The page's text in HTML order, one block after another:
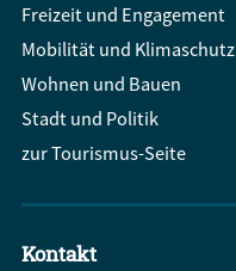
Freizeit und Engagement
Mobilität und Klimaschutz
Wohnen und Bauen
Stadt und Politik
zur Tourismus-Seite
Kontakt